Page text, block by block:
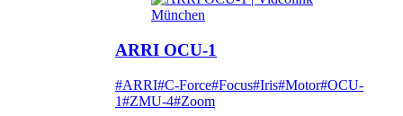
ARRI OCU-1
#ARRI#C-Force#Focus#Iris#Motor#OCU-
1#ZMU-4#Zoom